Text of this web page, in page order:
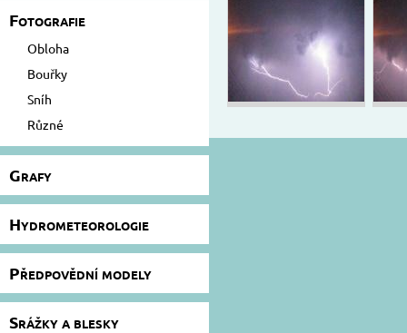
Fotografie
Obloha
Bouřky
Sníh
Různé
Grafy
Hydrometeorologie
Předpovědní modely
Srážky a blesky